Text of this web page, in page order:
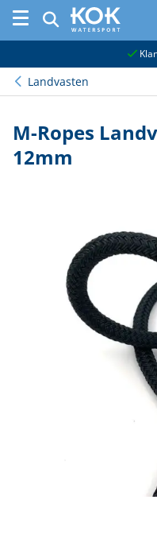
Landvasten
M-Ropes
12mm